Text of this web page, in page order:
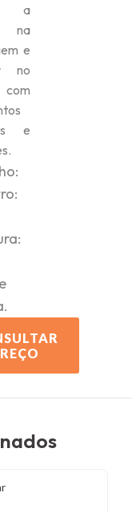
a
na
e
no
e